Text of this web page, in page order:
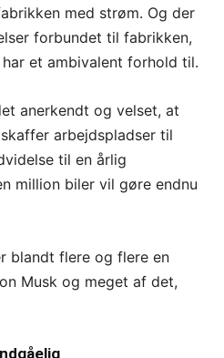
med strøm. Og der
forbundet til fabrikken,
et ambivalent forhold til.
anerkendt og velset, at
arbejdspladser til
til en årlig
million biler vil gøre endnu
blandt flere og flere en
Musk og meget af det,